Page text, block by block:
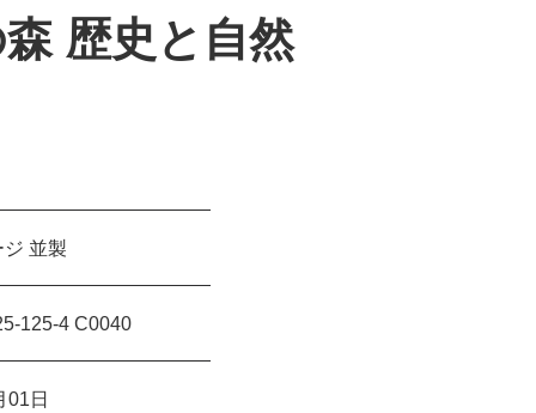
歴史と自然
並製
125-4 C0040
01日